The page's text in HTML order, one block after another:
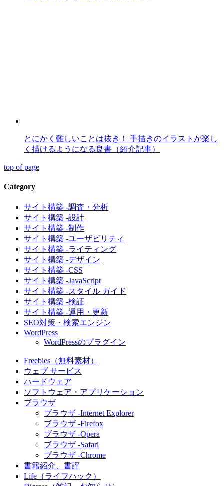
とにかく難しいことは抜き！ 手描きのイラストが楽し
く描けるようになる良書（紹介記事）
top of page
Category
サイト構築 -調査・分析
サイト構築 -設計
サイト構築 -制作
サイト構築 -ユーザビリティ
サイト構築 -ライティング
サイト構築 -デザイン
サイト構築 -CSS
サイト構築 -JavaScript
サイト構築 -スタイル ガイド
サイト構築 -検証
サイト構築 -運用・更新
SEO対策・検索エンジン
WordPress
WordPressのプラグイン
Freebies（無料素材）
ウェブ サービス
ハードウェア
ソフトウェア・アプリケーション
ブラウザ
ブラウザ -Internet Explorer
ブラウザ -Firefox
ブラウザ -Opera
ブラウザ -Safari
ブラウザ -Chrome
書籍紹介、書評
Life（ライフハック）